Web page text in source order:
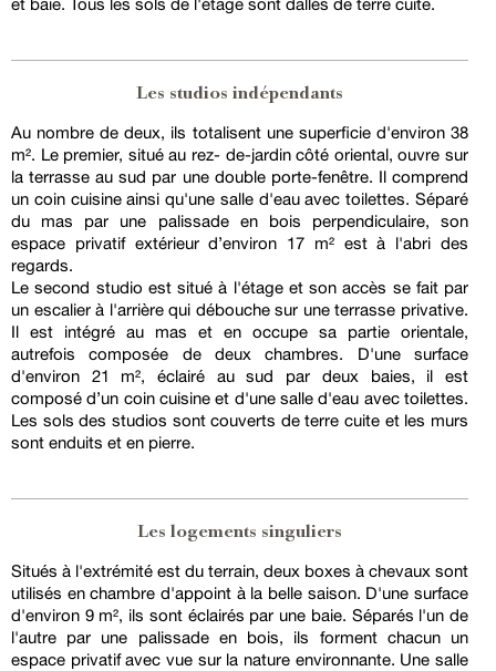
et baie. Tous les sols de l'étage sont dallés de terre cuite.
Les studios indépendants
Au nombre de deux, ils totalisent une superficie d'environ 38
m². Le premier, situé au rez- de-jardin côté oriental, ouvre sur
la terrasse au sud par une double porte-fenêtre. Il comprend
un coin cuisine ainsi qu'une salle d'eau avec toilettes. Séparé
du mas par une palissade en bois perpendiculaire, son
espace privatif extérieur d’environ 17 m² est à l'abri des
regards.
Le second studio est situé à l'étage et son accès se fait par
un escalier à l'arrière qui débouche sur une terrasse privative.
Il est intégré au mas et en occupe sa partie orientale,
autrefois composée de deux chambres. D'une surface
d'environ 21 m², éclairé au sud par deux baies, il est
composé d’un coin cuisine et d'une salle d'eau avec toilettes.
Les sols des studios sont couverts de terre cuite et les murs
sont enduits et en pierre.
Les logements singuliers
Situés à l'extrémité est du terrain, deux boxes à chevaux sont
utilisés en chambre d'appoint à la belle saison. D'une surface
d'environ 9 m², ils sont éclairés par une baie. Séparés l'un de
l'autre par une palissade en bois, ils forment chacun un
espace privatif avec vue sur la nature environnante. Une salle